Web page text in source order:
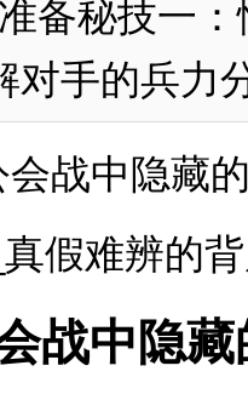
备秘技一
对手的兵力
战中隐藏
假难辨的
战中隐